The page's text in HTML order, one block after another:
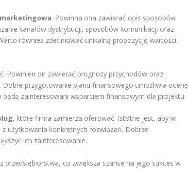
. Powinna ona zawierać opis sposobów
kanałów dystrybucji, sposobów komunikacji oraz
również zdefiniować unikalną propozycję wartości,
Powinien on zawierać prognozy przychodów oraz
przygotowanie planu finansowego umożliwia ocenę
zainteresowani wsparciem finansowym dla projektu.
, które firma zamierza oferować. Istotne jest, aby w
użytkowania konkretnych rozwiązań. Dobrze
ich zainteresowanie.
przedsiębiorstwa, co zwiększa szanse na jego sukces w